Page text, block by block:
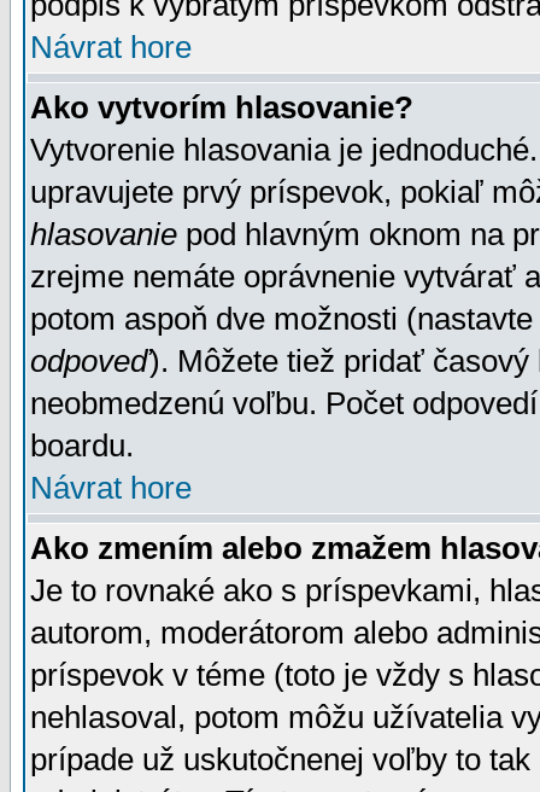
Návrat hore
Ako vytvorím hlasovanie?
Vytvorenie hlasovania je
upravujete prvý príspevok, pokiaľ
hlasovanie pod hlavným oknom na
zrejme nemáte oprávnenie vytvárať
potom aspoň dve možnosti
odpoveď). Môžete tiež pridať
neobmedzenú voľbu. Počet
boardu.
Návrat hore
Ako zmením alebo zmažem
Je to rovnaké ako s príspevkami,
autorom, moderátorom alebo
príspevok v téme (toto je vždy s
nehlasoval, potom môžu užívatelia
prípade už uskutočnenej voľby to